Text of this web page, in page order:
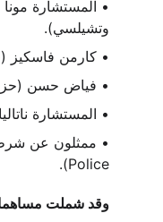
• المستشارة
وتشيلسي).
• كارمن فاسكيز
• فياض حسن
• المستشارة
Police).
وقد شملت